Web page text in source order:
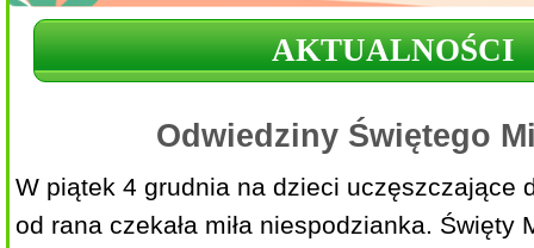
AKTUALNOŚCI
Odwiedziny Świętego
W piątek 4 grudnia na dzieci uczęszczające
od rana czekała miła niespodzianka. Święty